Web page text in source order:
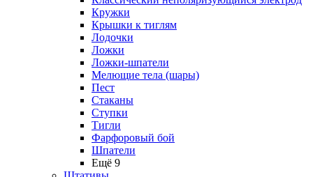
Кружки
Крышки к тиглям
Лодочки
Ложки
Ложки-шпатели
Мелющие тела (шары)
Пест
Стаканы
Ступки
Тигли
Фарфоровый бой
Шпатели
Ещё 9